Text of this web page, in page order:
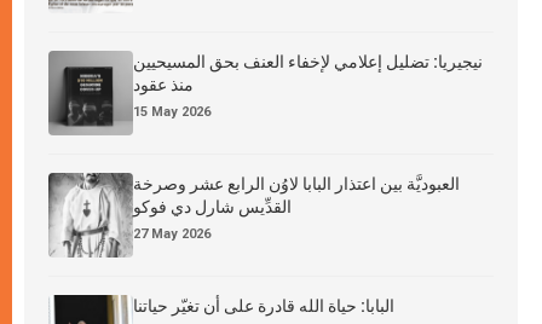
نيجيريا: تضليل إعلامي لإخفاء العنف بحق المسيحيين
منذ عقود
15 May 2026
العبوديَّة بين اعتذار البابا لاوُن الرابع عشر وصرخة
القدِّيس شارل دي فوكو
27 May 2026
البابا: حياة الله قادرة على أن تغيّر حياتنا